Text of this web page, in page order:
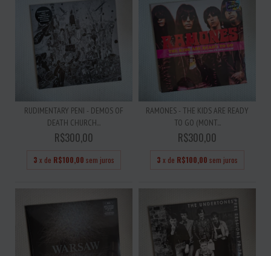
RUDIMENTARY PENI - DEMOS OF
DEATH CHURCH...
R$300,00
3 x de R$100,00 sem juros
RAMONES - THE KIDS ARE READY
TO GO (MONT...
R$300,00
3 x de R$100,00 sem juros